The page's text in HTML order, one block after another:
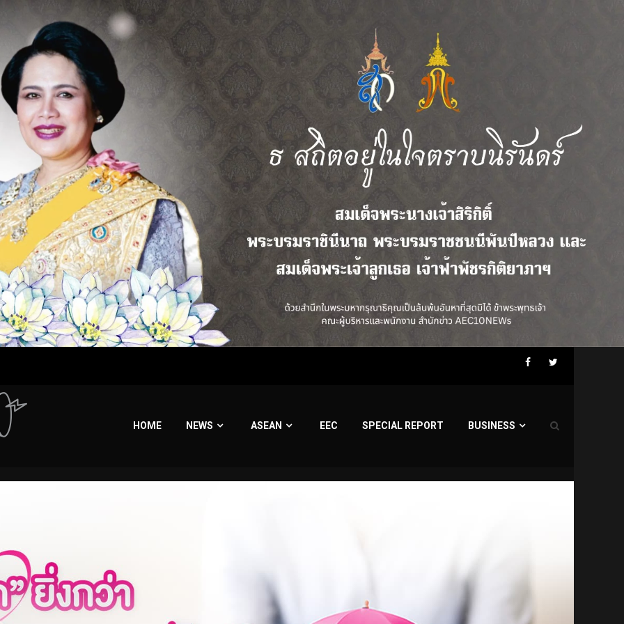
Facebook
Twitter
HOME NEWS ASEAN EEC SPECIAL REPORT BUSINESS